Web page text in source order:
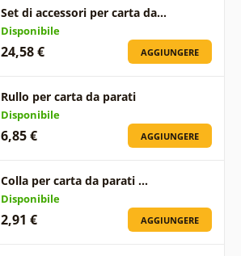
Set di accessori per carta da…
Disponibile
24,58 € AGGIUNGERE
Rullo per carta da parati
Disponibile
6,85 € AGGIUNGERE
Colla per carta da parati …
Disponibile
2,91 € AGGIUNGERE